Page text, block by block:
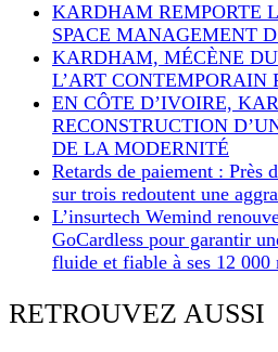
KARDHAM REMPORTE
SPACE MANAGEMENT
KARDHAM, MÉCÈNE
L’ART CONTEMPORAIN
EN CÔTE D’IVOIRE,
RECONSTRUCTION
DE LA MODERNITÉ
Retards de paiement : Près
sur trois redoutent une
L’insurtech Wemind
GoCardless pour garantir
fluide et fiable à ses 12 000
RETROUVEZ AUSSI